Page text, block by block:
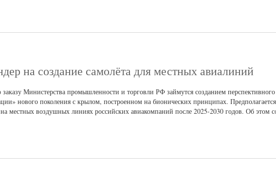
на создание самолёта для местных авиалиний
Министерства промышленности и торговли РФ займутся созданием перспективного
нового поколения с крылом, построенном на бионических принципах.
на местных воздушных линиях российских авиакомпаний после 2025-2030 годов. Об этом